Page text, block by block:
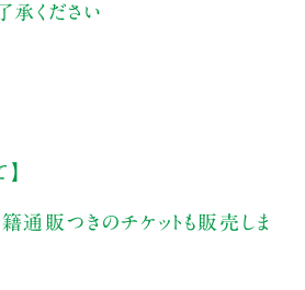
承ください
通販つきのチケットも販売しま